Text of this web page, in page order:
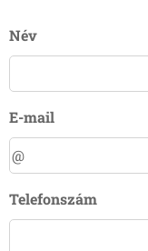
Név
E-mail
Telefonszám